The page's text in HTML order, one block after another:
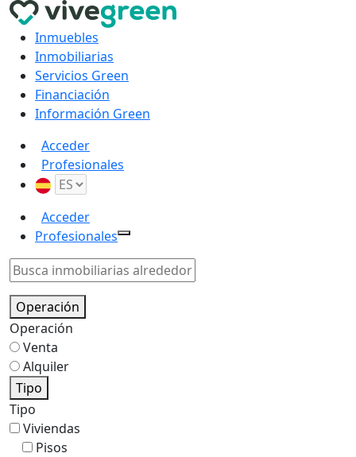
Inmuebles
Inmobiliarias
Servicios Green
Financiación
Información Green
Acceder
Profesionales
Acceder
Profesionales
Operación
Operación
Venta
Alquiler
Tipo
Tipo
Viviendas
Pisos